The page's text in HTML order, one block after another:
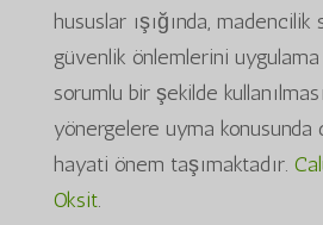
hususlar ışığında, madencilik
güvenlik önlemlerini uygulama
sorumlu bir şekilde
yönergelere uyma konusunda
hayati önem taşımaktadır.
Oksit.